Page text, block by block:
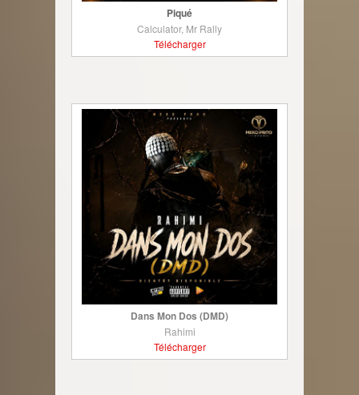
Piqué
Calculator, Mr Rally
Télécharger
Dans Mon Dos (DMD)
Rahimi
Télécharger